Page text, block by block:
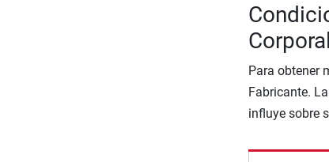
Para obtener
Fabricante.
influye sobre